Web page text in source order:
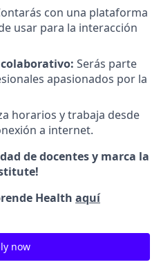
con una plataforma
usar para la interacción
Serás parte
apasionados por la
horarios y trabaja desde
a internet.
de docentes y marca la
Health aquí
now